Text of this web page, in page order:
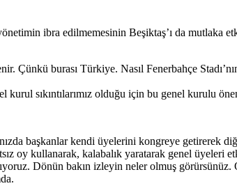
ibra edilmemesinin Beşiktaş’ı da
burası Türkiye. Nasıl Fenerbahçe
sıkıntılarımız olduğu için bu genel kurulu
başkanlar kendi üyelerini kongreye getirerek
oy kullanarak, kalabalık yaratarak genel
Dönün bakın izleyin neler olmuş